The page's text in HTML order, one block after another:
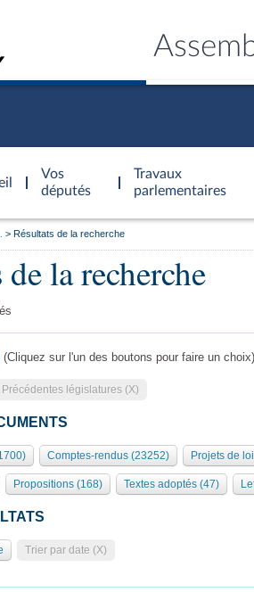
Vos
députés
Travaux
parlementaires
autres organes
l'Assemblée
l'Assemblée
des Présidents Bureau Collège des
clés
palais Bourbon
Résultats de la recherche
la recherche
(Cliquez sur l'un des boutons pour faire un choix)
Précédentes législatures (X)
Comptes-rendus (23252) Projets de
Propositions (168) Textes adoptés (47)
Trier par date (X)